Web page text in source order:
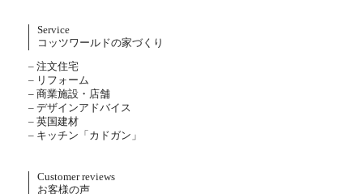
Service
コッツワールドの家づくり
– 注文住宅
– リフォーム
– 商業施設・店舗
– デザインアドバイス
– 英国建材
– キッチン「カドガン」
Customer reviews
お客様の声